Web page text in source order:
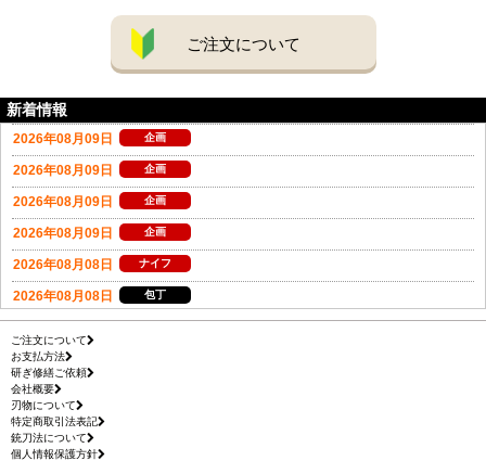
ご注文について
新着情報
ご注文について
お支払方法
研ぎ修繕ご依頼
会社概要
刃物について
特定商取引法表記
銃刀法について
個人情報保護方針